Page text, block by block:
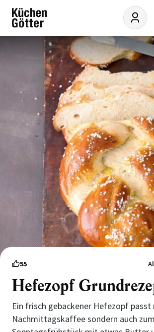
123
55
Hefezopf
Ein frisch gebackener Hefezopf passt
Nachmittagskaffee sondern auch zum